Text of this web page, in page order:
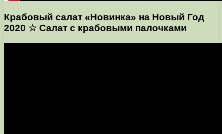
Крабовый салат «Новинка» на Новый Год
2020 ☆ Салат с крабовыми палочками